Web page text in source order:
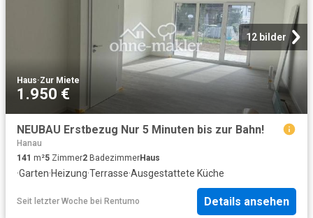
12 bilder
Haus·Zur Miete
1.950 €
NEUBAU Erstbezug Nur 5 Minuten bis zur Bahn!
Hanau
141 m²5 Zimmer2 BadezimmerHaus
·Garten·Heizung·Terrasse·Ausgestattete Küche
Seit letzter Woche bei Rentumo Details ansehen